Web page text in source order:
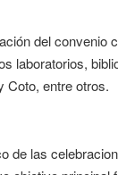
del convenio
laboratorios,
Coto, entre otros.
de las